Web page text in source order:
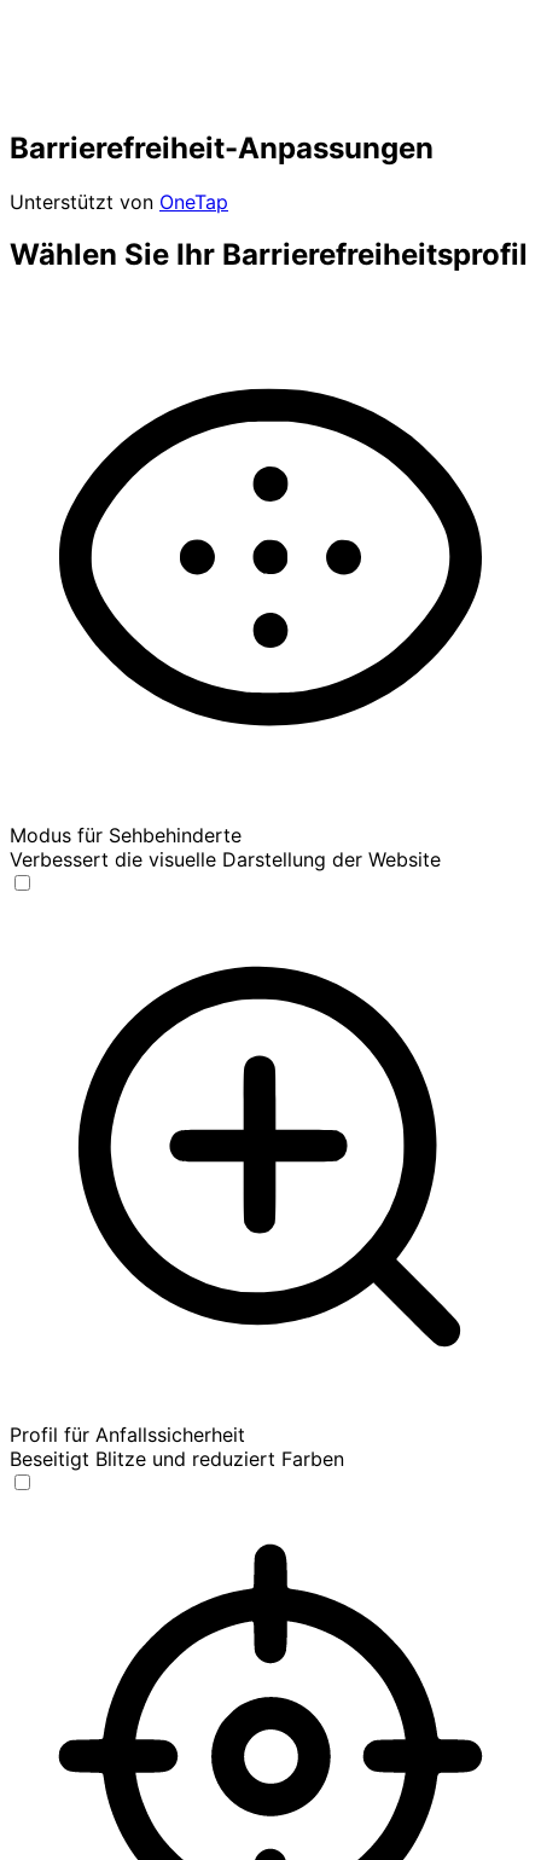
Barrierefreiheit-Anpassungen
Unterstützt von OneTap
Wählen Sie Ihr Barrierefreiheitsprofil
Modus für Sehbehinderte
Verbessert die visuelle Darstellung der Website
Profil für Anfallssicherheit
Beseitigt Blitze und reduziert Farben